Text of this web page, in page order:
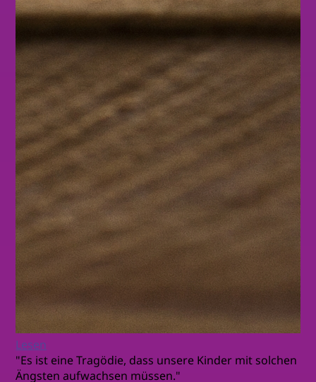
Lesen
"Es ist eine Tragödie, dass unsere Kinder mit solchen
Ängsten aufwachsen müssen."